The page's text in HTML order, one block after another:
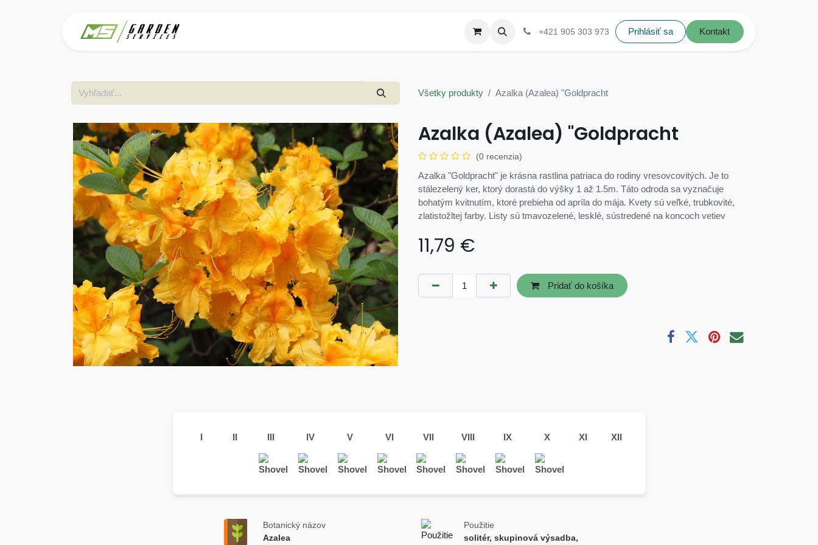
+421 905 303 973 Prihlásiť sa Kontakt
Všetky produkty Azalka (Azalea) "Goldpracht
Azalka (Azalea) "Goldpracht
(0 recenzia)
Azalka "Goldpracht" je krásna rastlina patriaca do rodiny vresovcovitých. Je to
stálezelený ker, ktorý dorastá do výšky 1 až 1.5m. Táto odroda sa vyznačuje
bohatým kvitnutím, ktoré prebieha od apríla do mája. Kvety sú veľké, trubkovité,
zlatistožltej farby. Listy sú tmavozelené, lesklé, sústredené na koncoch vetiev
11,79 €
Pridať do košíka
I II III IV V VI VII VIII IX X XI XII
Botanický názov
Azalea
Použitie
solitér, skupinová výsadba,